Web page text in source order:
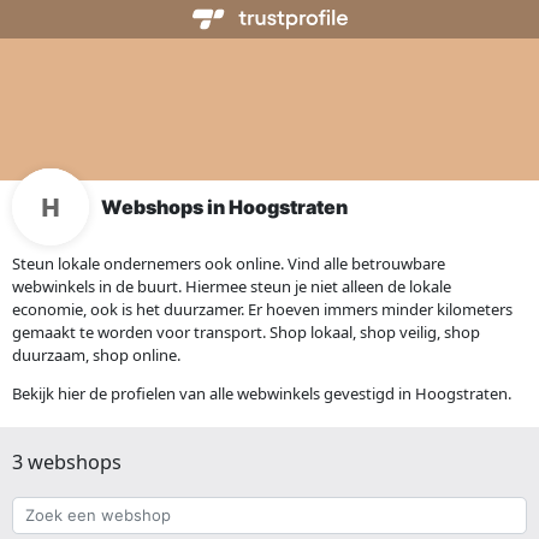
Webshops in Hoogstraten
Steun lokale ondernemers ook online. Vind alle betrouwbare
webwinkels in de buurt. Hiermee steun je niet alleen de lokale
economie, ook is het duurzamer. Er hoeven immers minder kilometers
gemaakt te worden voor transport. Shop lokaal, shop veilig, shop
duurzaam, shop online.
Bekijk hier de profielen van alle webwinkels gevestigd in Hoogstraten.
3 webshops
Zoek
een